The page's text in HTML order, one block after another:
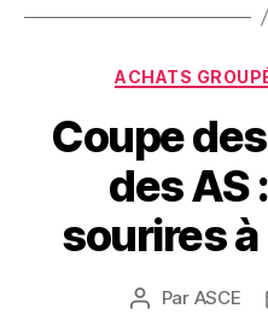
ACHATS
Coupe
des AS
sourires à
Auteur
Par ASCE